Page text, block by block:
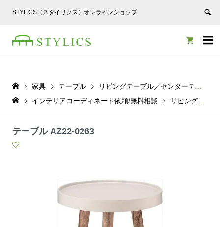
STYLICS（スタイリクス）オンラインショップ


家具 テーブル
リビングテーブル／センターテーブル
インテリアコーディネート依頼/無料相談
リビングテーブル／センターテーブル
テーブル AZ22-0263